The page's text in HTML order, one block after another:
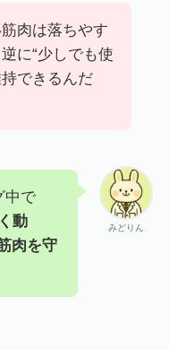
肉は落ちやす
に“少しでも使
できるんだ
みどりん
中で
動
肉を守